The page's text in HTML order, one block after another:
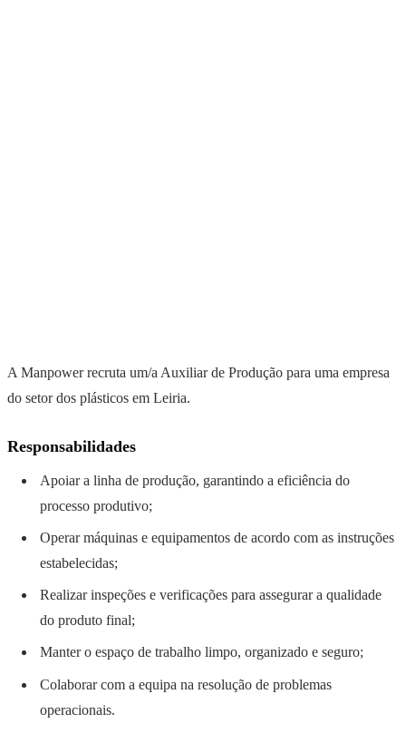
A Manpower recruta um/a Auxiliar de Produção para uma empresa
do setor dos plásticos em Leiria.
Responsabilidades
Apoiar a linha de produção, garantindo a eficiência do
processo produtivo;
Operar máquinas e equipamentos de acordo com as instruções
estabelecidas;
Realizar inspeções e verificações para assegurar a qualidade
do produto final;
Manter o espaço de trabalho limpo, organizado e seguro;
Colaborar com a equipa na resolução de problemas
operacionais.